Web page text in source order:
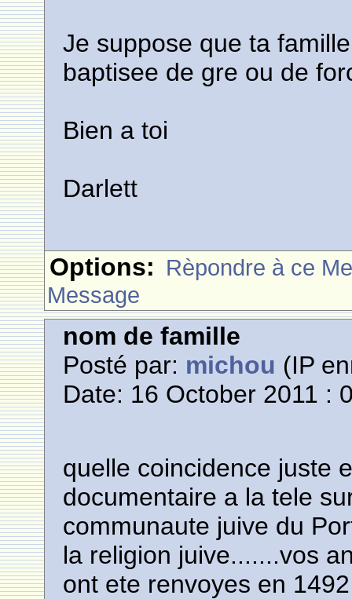
Je suppose que ta
baptisee de gre ou de
Bien a toi
Darlett
Options: Rèpondre à ce
Message
nom de famille
Posté par: michou (IP
Date: 16 October 2011 :
quelle coincidence juste
documentaire a la tele
communaute juive du
la religion juive.......vos
ont ete renvoyes en